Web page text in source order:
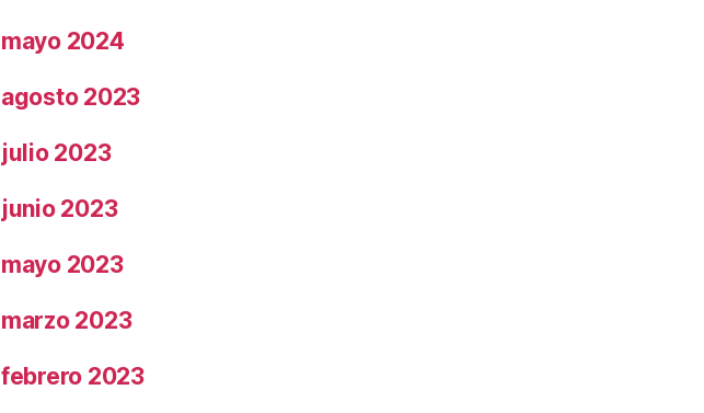
mayo 2024
agosto 2023
julio 2023
junio 2023
mayo 2023
marzo 2023
febrero 2023